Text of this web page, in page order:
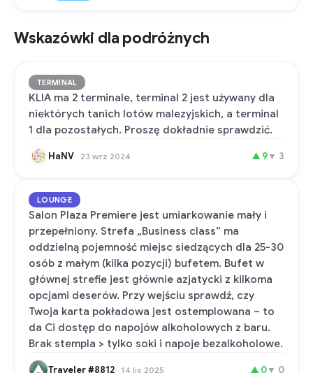
Wskazówki dla podróżnych
TERMINAL
KLIA ma 2 terminale, terminal 2 jest używany dla
niektórych tanich lotów malezyjskich, a terminal
1 dla pozostałych. Proszę dokładnie sprawdzić.
HaNV 23 wrz 2024 ▲ 9▼ 3
LOUNGE
Salon Plaza Premiere jest umiarkowanie mały i
przepełniony. Strefa „Business class” ma
oddzielną pojemność miejsc siedzących dla 25-30
osób z małym (kilka pozycji) bufetem. Bufet w
głównej strefie jest głównie azjatycki z kilkoma
opcjami deserów. Przy wejściu sprawdź, czy
Twoja karta pokładowa jest ostemplowana – to
da Ci dostęp do napojów alkoholowych z baru.
Brak stempla > tylko soki i napoje bezalkoholowe.
Traveler #8812 14 lis 2025 ▲ 0▼ 0